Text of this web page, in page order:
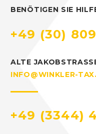
BENÖTIGEN SIE
+49 (30)
ALTE
INFO@WINKLER-
+49 (3344)